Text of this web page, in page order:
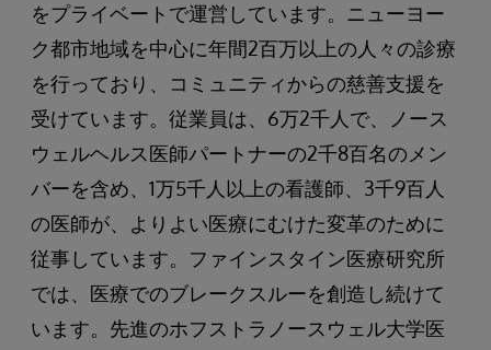
をプライベートで運営しています。ニューヨー
ク都市地域を中心に年間2百万以上の人々の診療
を行っており、コミュニティからの慈善支援を
受けています。従業員は、6万2千人で、ノース
ウェルヘルス医師パートナーの2千8百名のメン
バーを含め、1万5千人以上の看護師、3千9百人
の医師が、よりよい医療にむけた変革のために
従事しています。ファインスタイン医療研究所
では、医療でのブレークスルーを創造し続けて
います。先進のホフストラノースウェル大学医